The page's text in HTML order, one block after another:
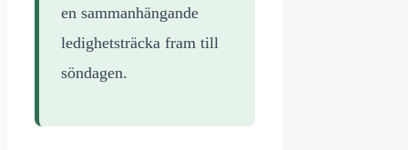
en sammanhängande
ledighetsträcka fram till
söndagen.